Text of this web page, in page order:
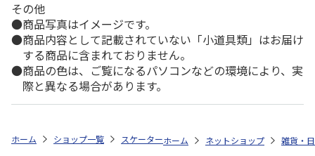
その他
商品写真はイメージです。
商品内容として記載されていない「小道具類」はお届け
する商品に含まれておりません。
商品の色は、ご覧になるパソコンなどの環境により、実
際と異なる場合があります。
ホーム ショップ一覧 スケーター アクリルコップ PEANUTS GANG
ホーム ネットショップ 雑貨・